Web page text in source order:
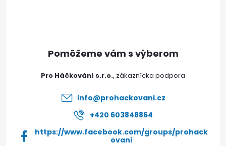
Pro Háčkování s.r.o.
info@prohackovani.cz
+420 603848864
https://www.facebook.com/groups/prohack
ovani